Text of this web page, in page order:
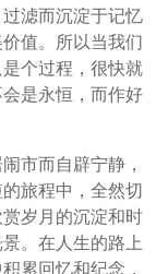
过滤而沉淀于记忆
值。所以当我们
个过程，很快就
是永恒，而作好
市而自辟宁静，
旅程中，全然切
岁月的沉淀和时
。在人生的路上
累回忆和纪念 ，